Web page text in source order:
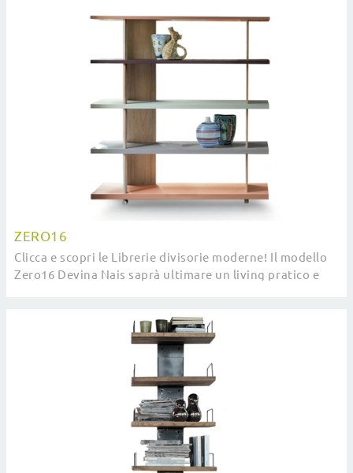
ZERO16
Clicca e scopri le Librerie divisorie moderne! Il modello
Zero16 Devina Nais saprà ultimare un living pratico e